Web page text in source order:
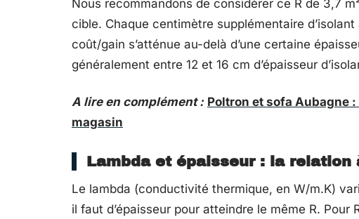
Nous recommandons de considérer ce R de 3,7
cible. Chaque centimètre supplémentaire
coût/gain s’atténue au-delà d’une certaine
généralement entre 12 et 16 cm d’épaisseur
A lire en complément : Poltron et sofa Aubagne
magasin
Lambda et épaisseur : la relation
Le lambda (conductivité thermique, en W/m.K)
il faut d’épaisseur pour atteindre le même R. Pour